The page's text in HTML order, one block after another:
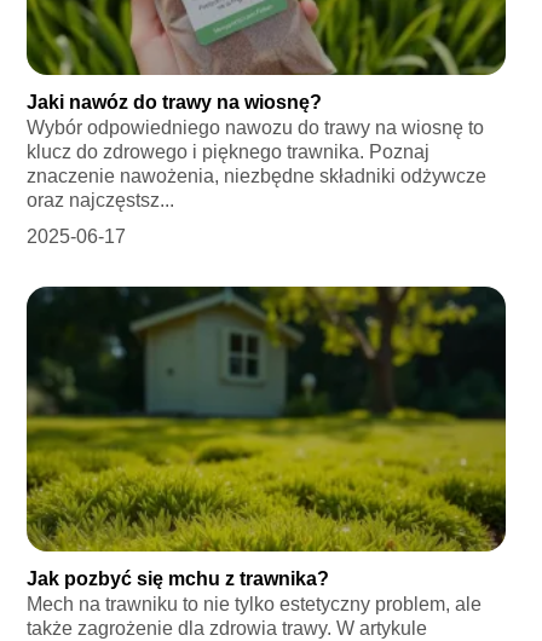
Jaki nawóz do trawy na wiosnę?
Wybór odpowiedniego nawozu do trawy na wiosnę to
klucz do zdrowego i pięknego trawnika. Poznaj
znaczenie nawożenia, niezbędne składniki odżywcze
oraz najczęstsz...
2025-06-17
Jak pozbyć się mchu z trawnika?
Mech na trawniku to nie tylko estetyczny problem, ale
także zagrożenie dla zdrowia trawy. W artykule